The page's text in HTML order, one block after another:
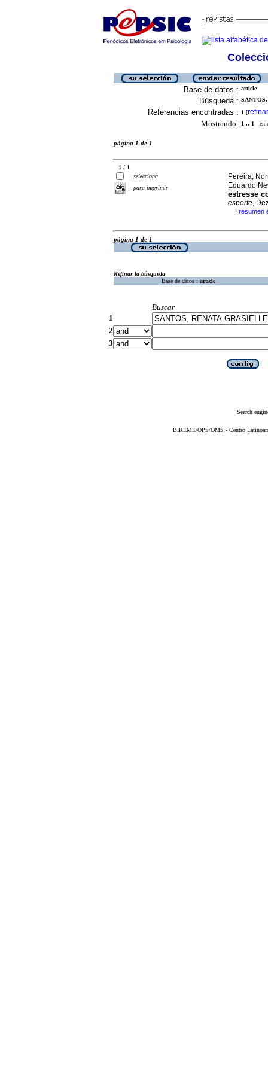
Base de datos : article
Búsqueda :
Referencias encontradas : 1 [refinar
Mostrando: 1 .. 1 en
página 1 de 1
1 / 1
selecciona
para imprimir
Pereira,
Eduardo
estresse
esporte,
· resumen
página 1 de 1
Refinar la búsqueda
Base de datos : article
Buscar
1
2
3
Search
BIREME/OPS/OMS - Centro